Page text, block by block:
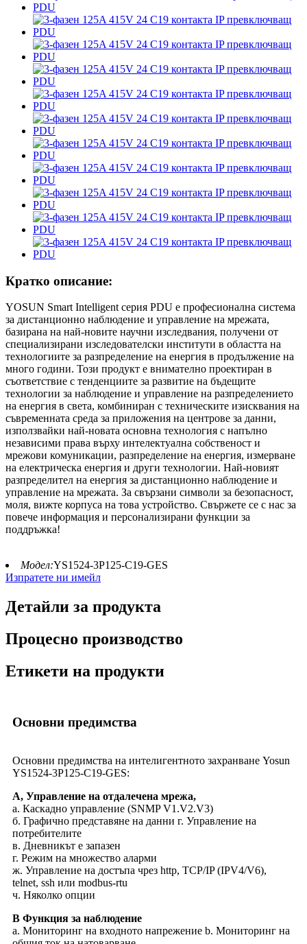
Кратко описание:
YOSUN Smart Intelligent серия PDU е професионална система
за дистанционно наблюдение и управление на мрежата,
базирана на най-новите научни изследвания, получени от
специализирани изследователски институти в областта на
технологиите за разпределение на енергия в продължение на
много години. Този продукт е внимателно проектиран в
съответствие с тенденциите за развитие на бъдещите
технологии за наблюдение и управление на разпределението
на енергия в света, комбиниран с техническите изисквания на
съвременната среда за приложения на центрове за данни,
използвайки най-новата основна технология с напълно
независими права върху интелектуална собственост и
мрежови комуникации, разпределение на енергия, измерване
на електрическа енергия и други технологии. Най-новият
разпределител на енергия за дистанционно наблюдение и
управление на мрежата. За свързани символи за безопасност,
моля, вижте корпуса на това устройство. Свържете се с нас за
повече информация и персонализирани функции за
поддръжка!
Модел:YS1524-3P125-C19-GES
Изпратете ни имейл
Детайли за продукта
Процесно производство
Етикети на продукти
Основни предимства
Основни предимства на интелигентното захранване Yosun
YS1524-3P125-C19-GES:
A, Управление на отдалечена мрежа,
а. Каскадно управление (SNMP V1.V2.V3)
б. Графично представяне на данни г. Управление на
потребителите
в. Дневникът е запазен
г. Режим на множество аларми
ж. Управление на достъпа чрез http, TCP/IP (IPV4/V6),
telnet, ssh или modbus-rtu
ч. Няколко опции
B Функция за наблюдение
а. Мониторинг на входното напрежение b. Мониторинг на